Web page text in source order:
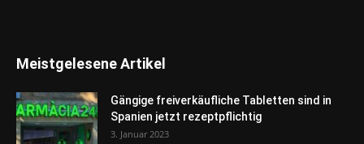
Meistgelesene Artikel
Gängige freiverkäufliche Tabletten sind in
Spanien jetzt rezeptpflichtig
3. Januar 2023